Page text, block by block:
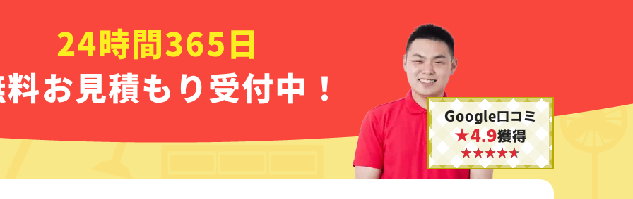
24時間365日
お見積もり受付中！
Google口コミ
★4.9獲得